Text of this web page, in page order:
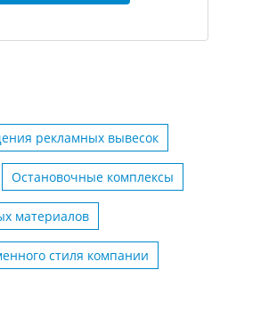
рекламных вывесок
Остановочные комплексы
материалов
стиля компании